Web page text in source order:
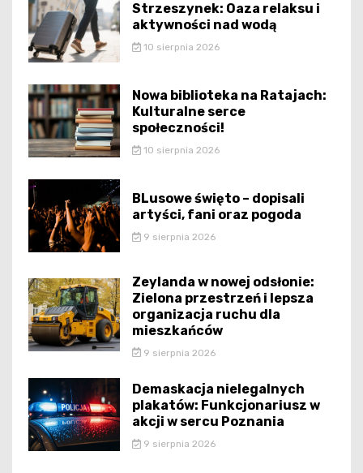
Strzeszynek: Oaza relaksu i
aktywności nad wodą
10 sierpnia 2026
Nowa biblioteka na Ratajach:
Kulturalne serce
społeczności!
10 sierpnia 2026
BLusowe święto – dopisali
artyści, fani oraz pogoda
9 sierpnia 2026
Zeylanda w nowej odsłonie:
Zielona przestrzeń i lepsza
organizacja ruchu dla
mieszkańców
9 sierpnia 2026
Demaskacja nielegalnych
plakatów: Funkcjonariusz w
akcji w sercu Poznania
9 sierpnia 2026